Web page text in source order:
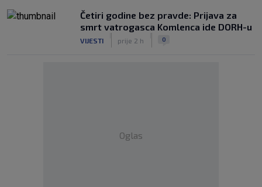
Četiri godine bez pravde: Prijava za
smrt vatrogasca Komlenca ide DORH-u
VIJESTI prije 2 h 0
Oglas